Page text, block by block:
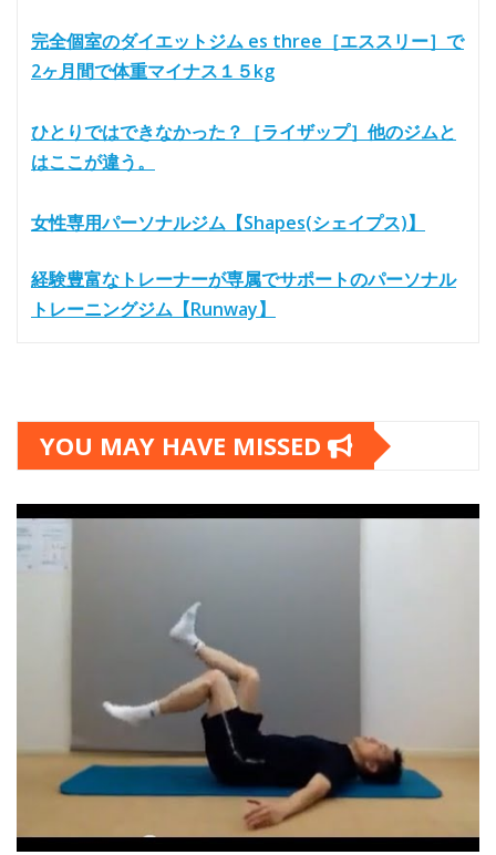
完全個室のダイエットジム es three［エススリー］で
2ヶ月間で体重マイナス１５kg
ひとりではできなかった？［ライザップ］他のジムと
はここが違う。
女性専用パーソナルジム【Shapes(シェイプス)】
経験豊富なトレーナーが専属でサポートのパーソナル
トレーニングジム【Runway】
YOU MAY HAVE MISSED